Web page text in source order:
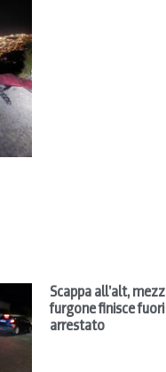
Scappa all’alt,
furgone finisce
arrestato